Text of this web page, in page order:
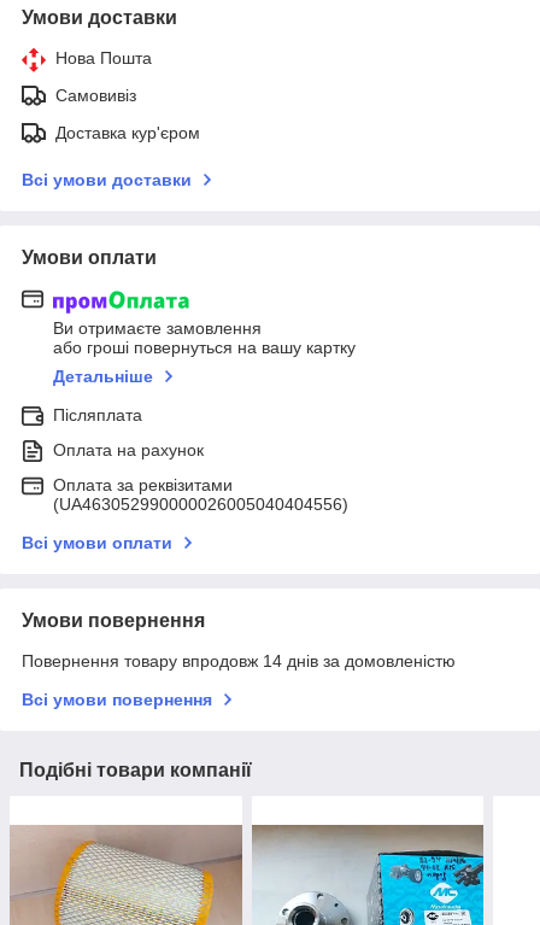
Умови доставки
Нова Пошта
Самовивіз
Доставка кур'єром
Всі умови доставки
Умови оплати
Ви отримаєте замовлення
або гроші повернуться на вашу картку
Детальніше
Післяплата
Оплата на рахунок
Оплата за реквізитами
(UA463052990000026005040404556)
Всі умови оплати
Умови повернення
Повернення товару впродовж 14 днів за домовленістю
Всі умови повернення
Подібні товари компанії